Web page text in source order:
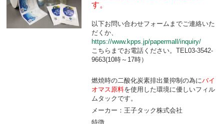
す。
以下お問い合わせフォームまでご連絡いた
だくか、
https://www.kpps.jp/papermall/inquiry/
こちらまでお電話ください。TEL03-3542-
9663(10時～17時）
燃焼時の二酸化炭素排出量抑制の為にバイ
オマス原料を使用した環境に優しいフィル
ムタックです。
メーカー：王子タック株式会社
特徴